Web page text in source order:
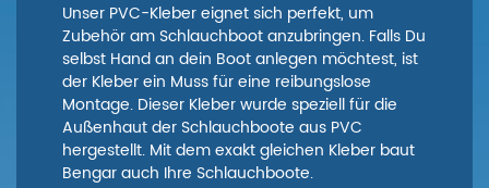
Unser PVC-Kleber eignet sich perfekt, um
Zubehör am Schlauchboot anzubringen. Falls Du
selbst Hand an dein Boot anlegen möchtest, ist
der Kleber ein Muss für eine reibungslose
Montage. Dieser Kleber wurde speziell für die
Außenhaut der Schlauchboote aus PVC
hergestellt. Mit dem exakt gleichen Kleber baut
Bengar auch Ihre Schlauchboote.